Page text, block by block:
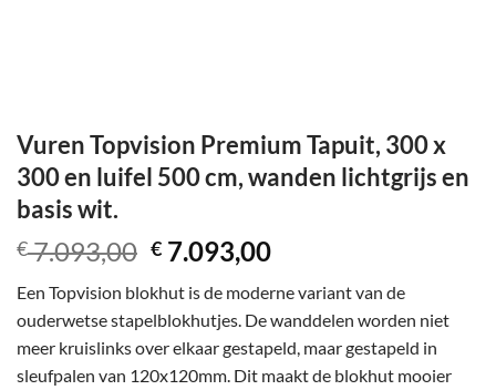
Vuren Topvision Premium Tapuit, 300 x
300 en luifel 500 cm, wanden lichtgrijs en
basis wit.
€7.093,00 Oorspronkelijke
was:
€ 7.093,00.
€ 7.093,00Huidige
is:
€ 7.093,00.
Een Topvision blokhut is de moderne variant van de
ouderwetse stapelblokhutjes. De wanddelen worden niet
meer kruislinks over elkaar gestapeld, maar gestapeld in
sleufpalen van 120x120mm. Dit maakt de blokhut mooier